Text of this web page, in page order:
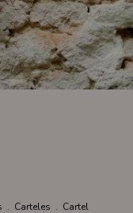
. Carteles . Cartel